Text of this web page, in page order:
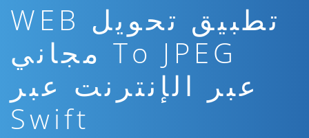
تطبيق تحويل WEB
To JPEG مجاني
عبر الإنترنت عبر
Swift